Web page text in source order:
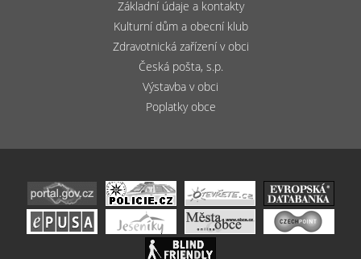
Základní údaje a kontakty
Kulturní dům a obecní klub
Zdravotnická zařízení v obci
Česká pošta, s.p.
Výstavba v obci
Poplatky obce